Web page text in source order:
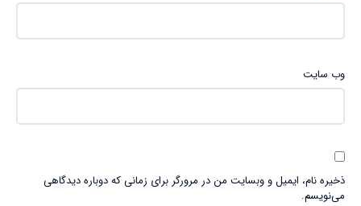
وب‌ سایت
ذخیره نام، ایمیل و وبسایت من در مرورگر برای زمانی که دوباره دیدگاهی
می‌نویسم.